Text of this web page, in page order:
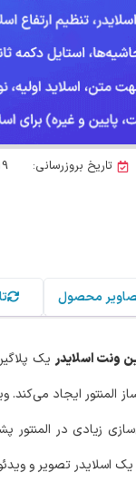
تاریخ بروزرسانی: 19
محصول
ونت اسلایدر یک
ایجاد می‌کند.
زیادی در
اسلایدر تصویر و